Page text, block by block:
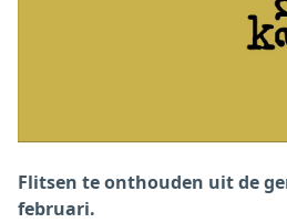
Flitsen te onthouden uit de
februari.